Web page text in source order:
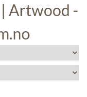
| Artwood -